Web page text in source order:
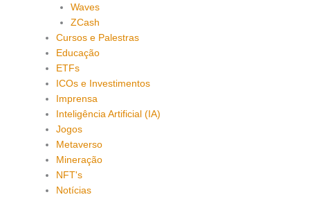
Waves
ZCash
Cursos e Palestras
Educação
ETFs
ICOs e Investimentos
Imprensa
Inteligência Artificial (IA)
Jogos
Metaverso
Mineração
NFT's
Notícias